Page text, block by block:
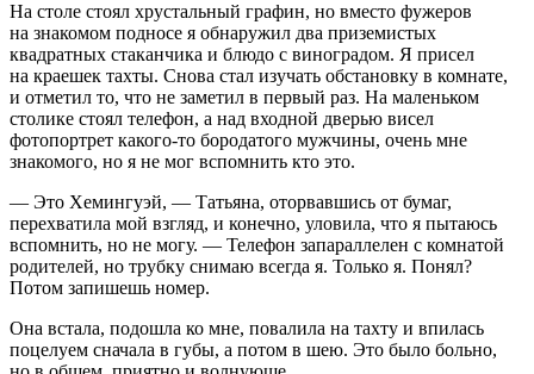
На столе стоял хрустальный графин, но вместо фужеров
на знакомом подносе я обнаружил два приземистых
квадратных стаканчика и блюдо с виноградом. Я присел
на краешек тахты. Снова стал изучать обстановку в комнате,
и отметил то, что не заметил в первый раз. На маленьком
столике стоял телефон, а над входной дверью висел
фотопортрет какого-то бородатого мужчины, очень мне
знакомого, но я не мог вспомнить кто это.
— Это Хемингуэй, — Татьяна, оторвавшись от бумаг,
перехватила мой взгляд, и конечно, уловила, что я пытаюсь
вспомнить, но не могу. — Телефон запараллелен с комнатой
родителей, но трубку снимаю всегда я. Только я. Понял?
Потом запишешь номер.
Она встала, подошла ко мне, повалила на тахту и впилась
поцелуем сначала в губы, а потом в шею. Это было больно,